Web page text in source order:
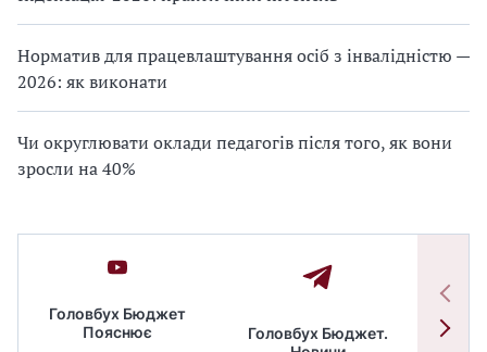
Норматив для працевлаштування осіб з інвалідністю —
2026: як виконати
Чи округлювати оклади педагогів після того, як вони
зросли на 40%
Головбух Бюджет
Пояснює
Головбух Бюджет.